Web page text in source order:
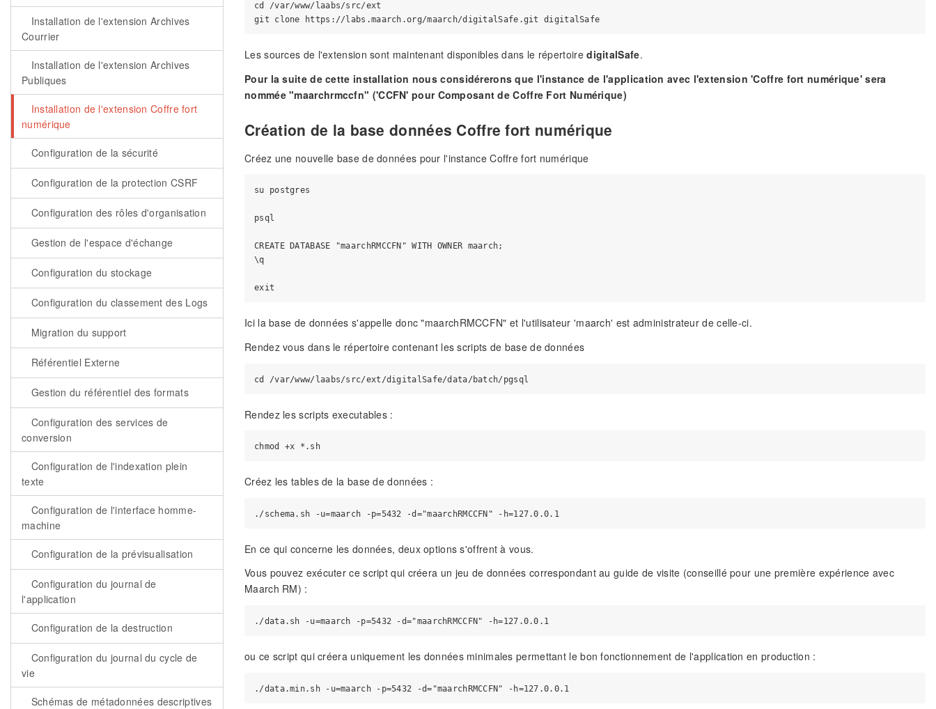
Installation de l'extension Archives
Courrier
Installation de l'extension Archives
Publiques
Installation de l'extension Coffre fort
numérique
Configuration de la sécurité
Configuration de la protection CSRF
Configuration des rôles d'organisation
Gestion de l'espace d'échange
Configuration du stockage
Configuration du classement des Logs
Migration du support
Référentiel Externe
Gestion du référentiel des formats
Configuration des services de
conversion
Configuration de l'indexation plein
texte
Configuration de l'interface homme-
machine
Configuration de la prévisualisation
Configuration du journal de
l'application
Configuration de la destruction
Configuration du journal du cycle de
vie
Schémas de métadonnées descriptives
cd /var/www/laabs/src/ext
Les sources de l'extension sont maintenant disponibles dans le répertoiredigitalSafe.
Pour la suite de cette installation nous considérerons que l'instance de l'application avec l'extension 'Coffre fort numérique' sera
nommée "maarchrmccfn" ('CCFN' pour Composant de Coffre Fort Numérique)
Création de la base données Coffre fort numérique
Créez une nouvelle base de données pour l'instance Coffre fort numérique
su postgres
psql
CREATE DATABASE "maarchRMCCFN" WITH OWNER maarch;
\q
Ici la base de données s'appelle donc "maarchRMCCFN" et l'utilisateur 'maarch' est administrateur de celle-ci.
Rendez vous dans le répertoire contenant les scripts de base de données
Rendez les scripts executables :
chmod +x *.sh
Créez les tables de la base de données :
En ce qui concerne les données, deux options s'offrent à vous.
Vous pouvez exécuter ce script qui créera un jeu de données correspondant au guide de visite (conseillé pour une première expérience avec
Maarch RM) :
ou ce script qui créera uniquement les données minimales permettant le bon fonctionnement de l'application en production :